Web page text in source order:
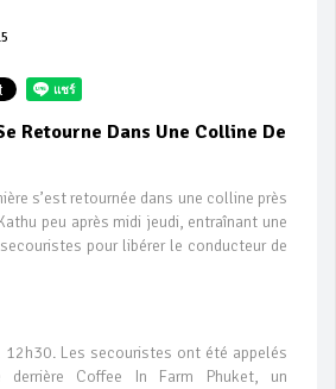
Retourne Dans Une Colline De
s’est retournée dans une colline près
peu après midi jeudi, entraînant une
pour libérer le conducteur de
12h30. Les secouristes ont été appelés
Coffee In Farm Phuket, un